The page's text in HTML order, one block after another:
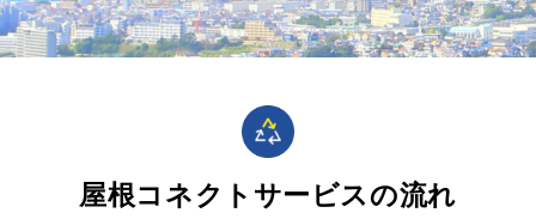
屋根コネクトサービスの流れ